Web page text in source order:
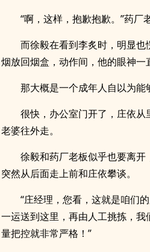
“啊，这样，抱歉抱歉。”药厂
而徐毅在看到李炙时，明显
烟放回烟盒，动作间，他的眼神一
那大概是一个成年人自以为能
很快，办公室门开了，庄依
老婆往外走。
徐毅和药厂老板似乎也要离
突然从后面走上前和庄依攀谈。
“庄经理，您看，这就是咱们
一运送到这里，再由人工挑拣，
量把控就非常严格！”